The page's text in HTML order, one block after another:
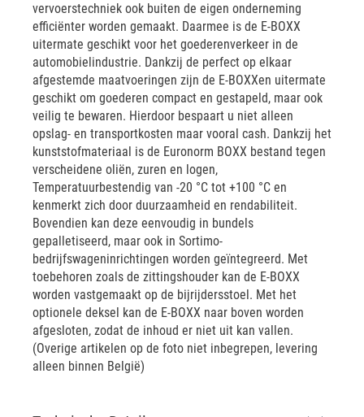
vervoerstechniek ook buiten de eigen onderneming
efficiënter worden gemaakt. Daarmee is de E-BOXX
uitermate geschikt voor het goederenverkeer in de
automobielindustrie. Dankzij de perfect op elkaar
afgestemde maatvoeringen zijn de E-BOXXen uitermate
geschikt om goederen compact en gestapeld, maar ook
veilig te bewaren. Hierdoor bespaart u niet alleen
opslag- en transportkosten maar vooral cash. Dankzij het
kunststofmateriaal is de Euronorm BOXX bestand tegen
verscheidene oliën, zuren en logen,
Temperatuurbestendig van -20 °C tot +100 °C en
kenmerkt zich door duurzaamheid en rendabiliteit.
Bovendien kan deze eenvoudig in bundels
gepalletiseerd, maar ook in Sortimo-
bedrijfswageninrichtingen worden geïntegreerd. Met
toebehoren zoals de zittingshouder kan de E-BOXX
worden vastgemaakt op de bijrijdersstoel. Met het
optionele deksel kan de E-BOXX naar boven worden
afgesloten, zodat de inhoud er niet uit kan vallen.
(Overige artikelen op de foto niet inbegrepen, levering
alleen binnen België)